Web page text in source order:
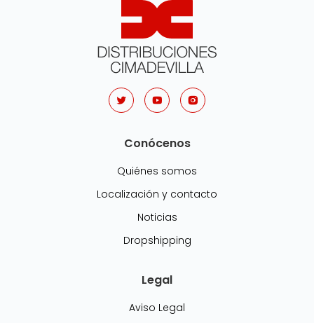
Conócenos
Quiénes somos
Localización y contacto
Noticias
Dropshipping
Legal
Aviso Legal